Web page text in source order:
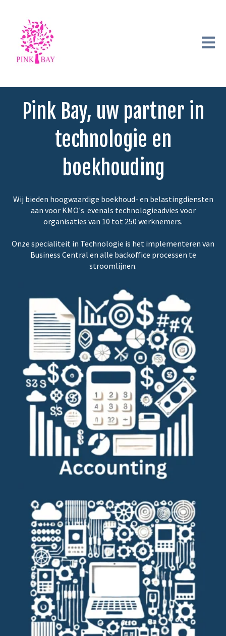
Pink Bay, uw partner in
technologie en
boekhouding
Wij bieden hoogwaardige boekhoud- en belastingdiensten
aan voor KMO's evenals technologieadvies voor
organisaties van 10 tot 250 werknemers.
Onze specialiteit in Technologie is het implementeren van
Business Central en alle backoffice processen te
stroomlijnen.
Accounting
Technologie